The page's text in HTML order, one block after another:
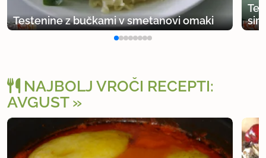
Testenine z bučkami v smetanovi omaki
NAJBOLJ VROČI RECEPTI:
AVGUST